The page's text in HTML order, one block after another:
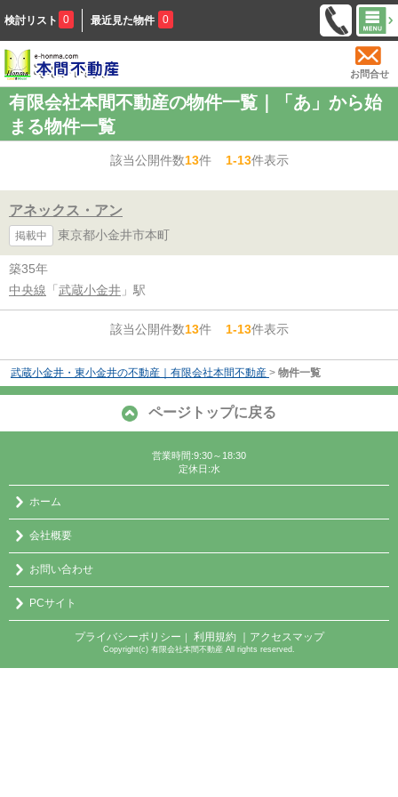
検討リスト 0 最近見た物件 0
お問合せ
有限会社本間不動産の物件一覧｜「あ」から始
まる物件一覧
該当公開件数13件1-13件表示
アネックス・アン
掲載中 東京都小金井市本町
築35年
中央線 「 武蔵小金井 」駅
該当公開件数13件1-13件表示
武蔵小金井・東小金井の不動産｜有限会社本間不動産 > 物件一覧
ページトップに戻る
営業時間:9:30～18:30
定休日:水
ホーム
会社概要
お問い合わせ
PCサイト
プライバシーポリシー ｜ 利用規約 ｜アクセスマップ
Copyright(c) 有限会社本間不動産 All rights reserved.